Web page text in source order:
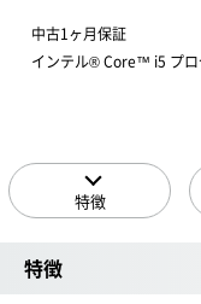
中古1ヶ月保証
インテル® Core™ i5 プ
特徴
特徴